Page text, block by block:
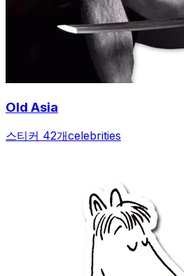
Old Asia
스티커 42개celebrities